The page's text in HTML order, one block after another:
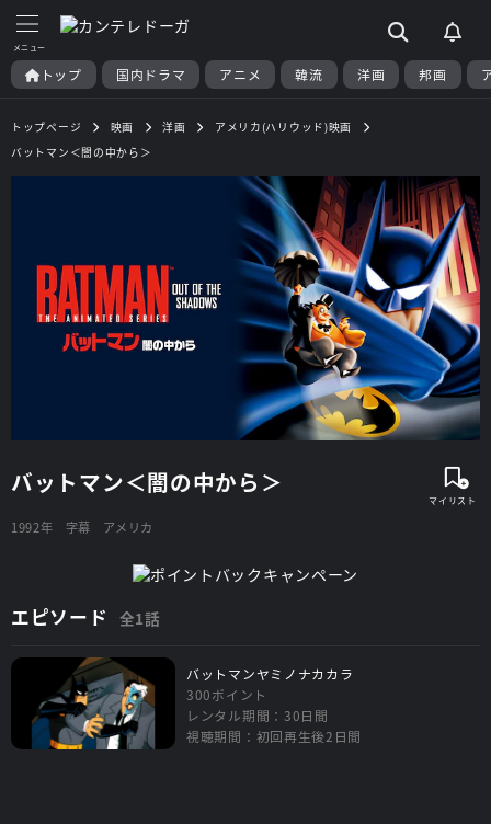
トップ 国内ドラマ アニメ 韓流 洋画 邦画
トップページ 映画 洋画
アメリカ(ハリウッド)映画
バットマン＜闇の中から＞
バットマン＜闇の中から＞
1992年 字幕 アメリカ
エピソード 全1話
バットマンヤミノナカカラ
300ポイント
レンタル期間：30日間
視聴期間：初回再生後2日間